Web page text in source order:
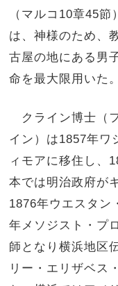
（マルコ10章45
は、神様のため、
古屋の地にある男
命を最大限用いた。
クライン博士（
イン）は1857年ワ
ィモアに移住し、
本では明治政府が
1876年ウエスタン
年メソジスト・プ
師となり横浜地区
リー・エリザベス